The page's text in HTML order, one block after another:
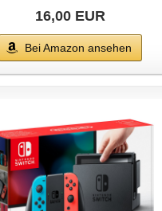
16,00 EUR
Bei Amazon ansehen